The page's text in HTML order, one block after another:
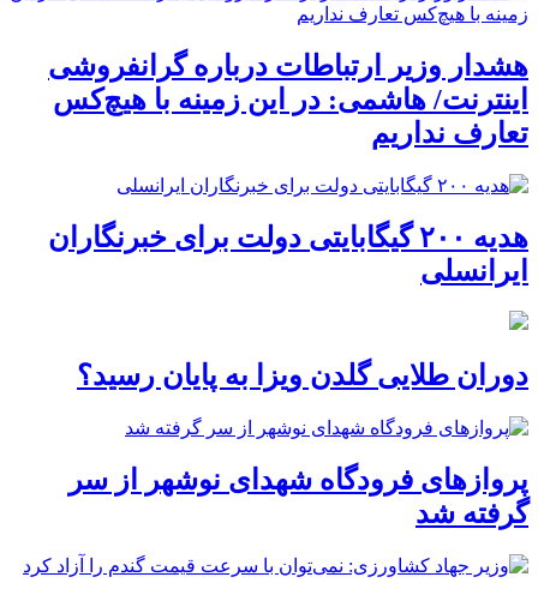
هشدار وزیر ارتباطات درباره گرانفروشی
اینترنت/ هاشمی: در این زمینه با هیچ‌کس
تعارف نداریم
هدیه ۲۰۰ گیگابایتی دولت برای خبرنگاران
ایرانسلی
دوران طلایی گلدن ویزا به پایان رسید؟
پروازهای فرودگاه شهدای نوشهر از سر
گرفته شد